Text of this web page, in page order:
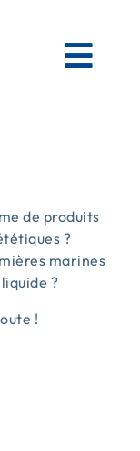
de produits
?
marines
?
!